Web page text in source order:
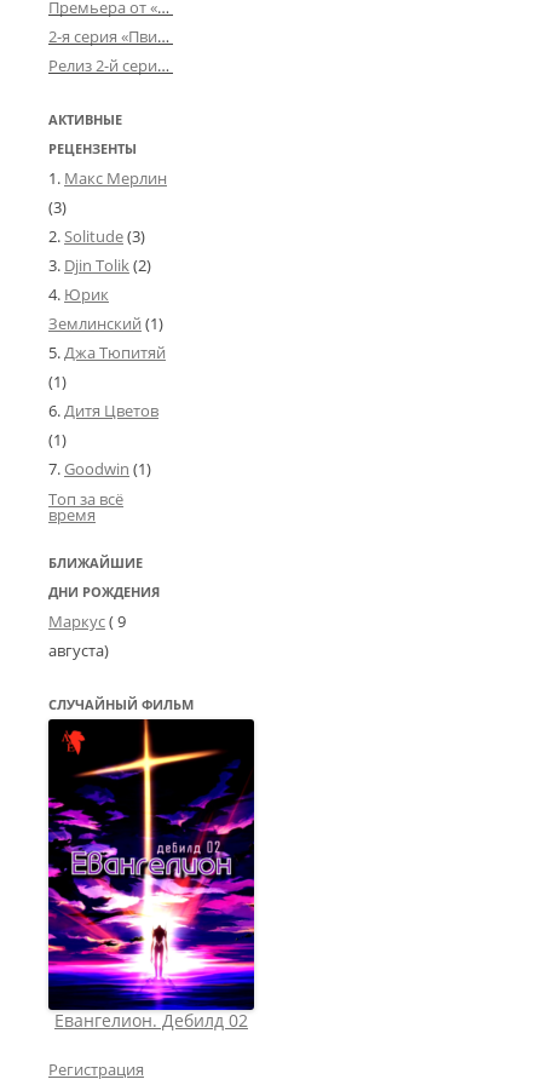
Премьера от «Усталого королевства»: «Игорь начал»
2-я серия «Пвин Тикса» от 2-D
Релиз 2-й серии «БДСМ-людей» от «Аркада Фильм»
АКТИВНЫЕ
РЕЦЕНЗЕНТЫ
Макс Мерлин
(3)
Solitude(3)
Djin Tolik(2)
Юрик
Землинский (1)
Джа Тюпитяй
(1)
Дитя Цветов
(1)
Goodwin (1)
Топ за всё
время
БЛИЖАЙШИЕ
ДНИ РОЖДЕНИЯ
Маркус( 9
августа)
СЛУЧАЙНЫЙ ФИЛЬМ
Евангелион. Дебилд 02
Регистрация